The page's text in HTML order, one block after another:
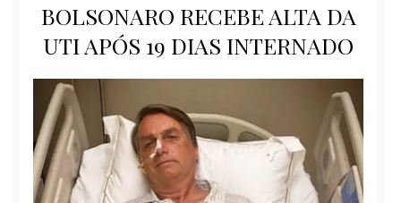
BOLSONARO RECEBE ALTA DA
UTI APÓS 19 DIAS INTERNADO